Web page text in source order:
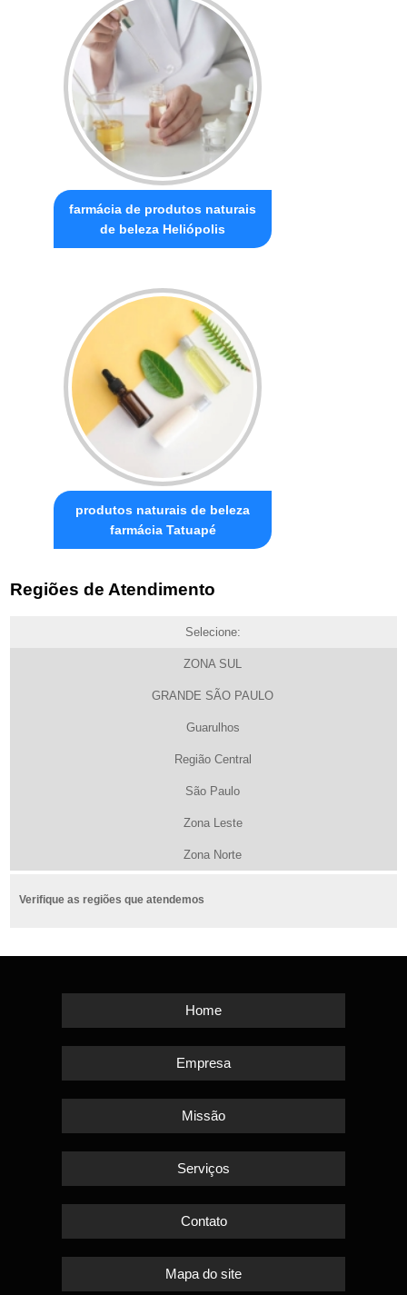
farmácia de produtos naturais
de beleza Heliópolis
produtos naturais de beleza
farmácia Tatuapé
Regiões de Atendimento
Selecione:
ZONA SUL
GRANDE SÃO PAULO
Guarulhos
Região Central
São Paulo
Zona Leste
Zona Norte
Verifique as regiões que atendemos
Home
Empresa
Missão
Serviços
Contato
Mapa do site